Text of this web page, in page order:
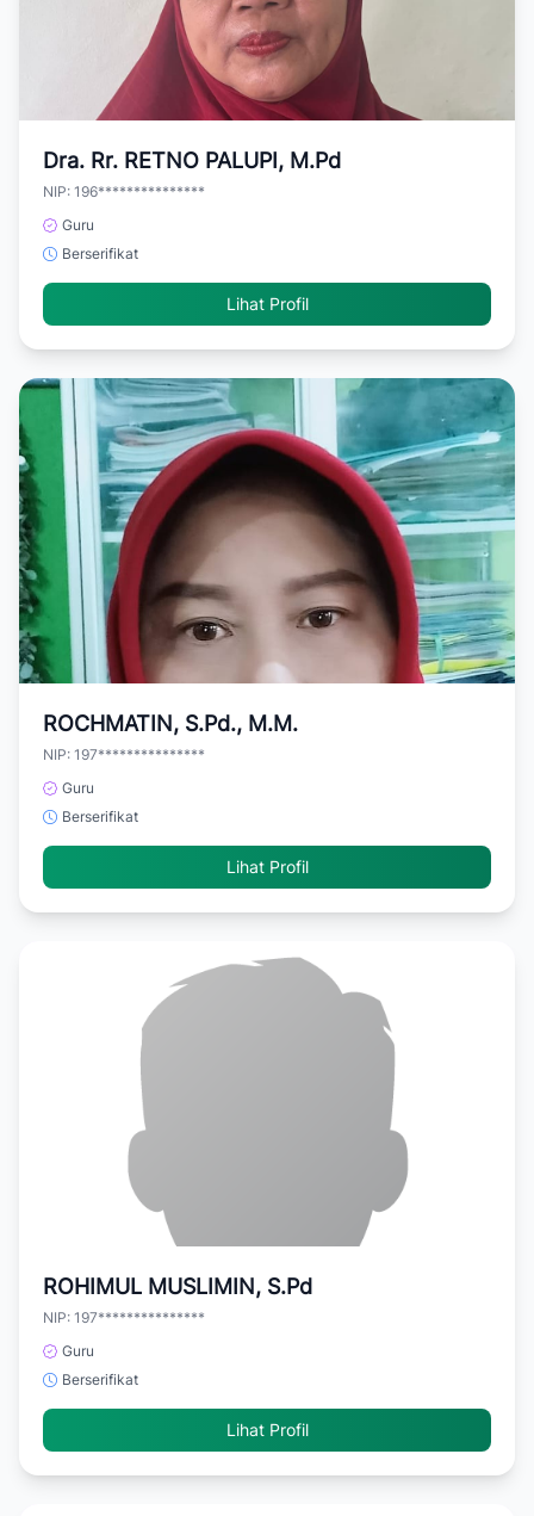
Dra. Rr. RETNO PALUPI, M.Pd
NIP: 196***************
Guru
Berserifikat
Lihat Profil
ROCHMATIN, S.Pd., M.M.
NIP: 197***************
Guru
Berserifikat
Lihat Profil
ROHIMUL MUSLIMIN, S.Pd
NIP: 197***************
Guru
Berserifikat
Lihat Profil